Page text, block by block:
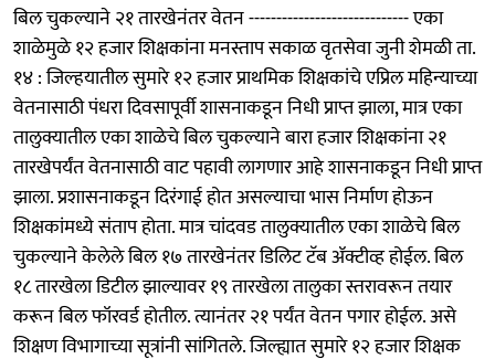
बिल चुकल्याने २१ तारखेनंतर वेतन ----------------------------- एका
शाळेमुळे १२ हजार शिक्षकांना मनस्ताप सकाळ वृतसेवा जुनी शेमळी ता.
१४ : जिल्हयातील सुमारे १२ हजार प्राथमिक शिक्षकांचे एप्रिल महिन्याच्या
वेतनासाठी पंधरा दिवसापूर्वी शासनाकडून निधी प्राप्त झाला, मात्र एका
तालुक्यातील एका शाळेचे बिल चुकल्याने बारा हजार शिक्षकांना २१
तारखेपर्यंत वेतनासाठी वाट पहावी लागणार आहे शासनाकडून निधी प्राप्त
झाला. प्रशासनाकडून दिरंगाई होत असल्याचा भास निर्माण होऊन
शिक्षकांमध्ये संताप होता. मात्र चांदवड तालुक्यातील एका शाळेचे बिल
चुकल्याने केलेले बिल १७ तारखेनंतर डिलिट टॅब ॲक्टीव्ह होईल. बिल
१८ तारखेला डिटील झाल्यावर १९ तारखेला तालुका स्तरावरून तयार
करून बिल फॉरवर्ड होतील. त्यानंतर २१ पर्यंत वेतन पगार होईल. असे
शिक्षण विभागाच्या सूत्रांनी सांगितले. जिल्ह्यात सुमारे १२ हजार शिक्षक